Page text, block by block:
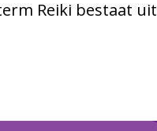
Reiki bestaat uit